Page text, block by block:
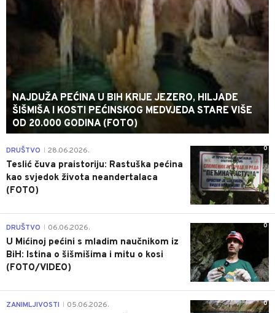
NAJDUŽA PEĆINA U BIH KRIJE JEZERO, HILJADE
ŠIŠMIŠA I KOSTI PEĆINSKOG MEDVJEDA STARE VIŠE
OD 20.000 GODINA (FOTO)
0
DRUŠTVO 28.06.2026.
Teslić čuva praistoriju: Rastuška pećina
kao svjedok života neandertalaca
(FOTO)
0
DRUŠTVO 06.06.2026.
U Mićinoj pećini s mladim naučnikom iz
BiH: Istina o šišmišima i mitu o kosi
(FOTO/VIDEO)
0
ZANIMLJIVOSTI 05.06.2026.